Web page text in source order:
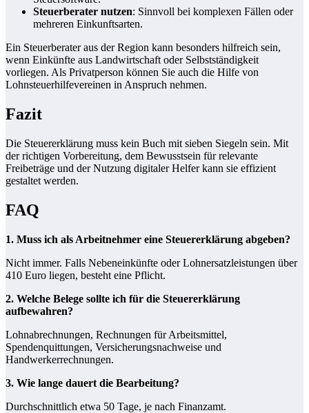
Steuerberater nutzen: Sinnvoll bei komplexen Fällen oder
mehreren Einkunftsarten.
Ein Steuerberater aus der Region kann besonders hilfreich sein,
wenn Einkünfte aus Landwirtschaft oder Selbstständigkeit
vorliegen. Als Privatperson können Sie auch die Hilfe von
Lohnsteuerhilfevereinen in Anspruch nehmen.
Fazit
Die Steuererklärung muss kein Buch mit sieben Siegeln sein. Mit
der richtigen Vorbereitung, dem Bewusstsein für relevante
Freibeträge und der Nutzung digitaler Helfer kann sie effizient
gestaltet werden.
FAQ
1. Muss ich als Arbeitnehmer eine Steuererklärung abgeben?
Nicht immer. Falls Nebeneinkünfte oder Lohnersatzleistungen über
410 Euro liegen, besteht eine Pflicht.
2. Welche Belege sollte ich für die Steuererklärung
aufbewahren?
Lohnabrechnungen, Rechnungen für Arbeitsmittel,
Spendenquittungen, Versicherungsnachweise und
Handwerkerrechnungen.
3. Wie lange dauert die Bearbeitung?
Durchschnittlich etwa 50 Tage, je nach Finanzamt.